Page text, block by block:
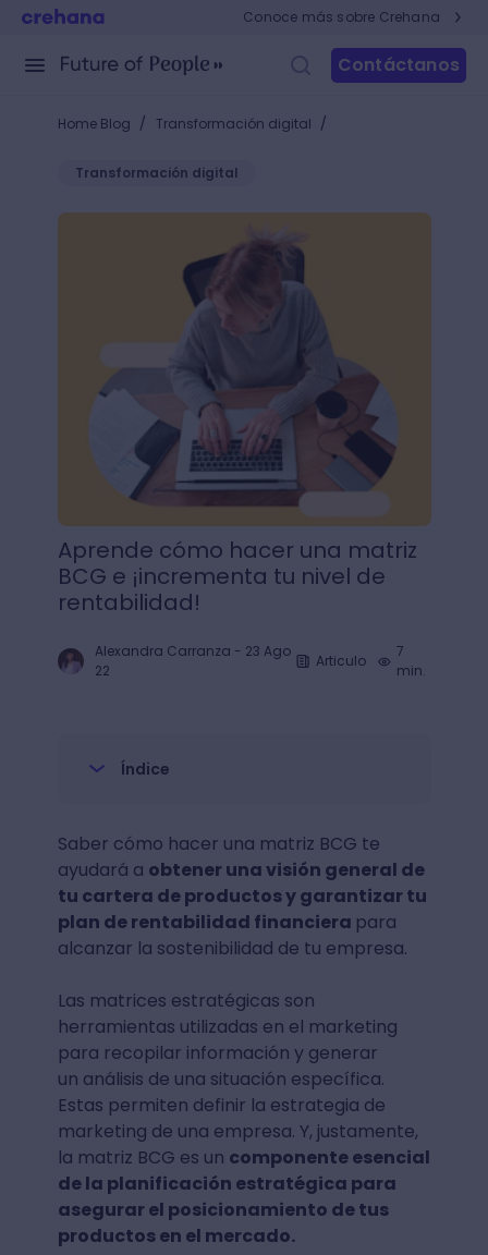
Conoce más sobre Crehana
Contáctanos
Home Blog / Transformación digital /
Transformación digital
Aprende cómo hacer una matriz BCG e
Aprende cómo hacer una matriz
BCG e ¡incrementa tu nivel de
rentabilidad!
Alexandra Carranza - 23 Ago
22
Articulo
7
min.
Índice
Saber cómo hacer una matriz BCG te
ayudará a obtener una visión general de
tu cartera de productos y garantizar tu
plan de rentabilidad financiera para
alcanzar la sostenibilidad de tu empresa.
Las matrices estratégicas son
herramientas utilizadas en el marketing
para recopilar información y generar
un análisis de una situación específica.
Estas permiten definir la estrategia de
marketing de una empresa. Y, justamente,
la matriz BCG es un componente esencial
de la planificación estratégica para
asegurar el posicionamiento de tus
productos en el mercado.